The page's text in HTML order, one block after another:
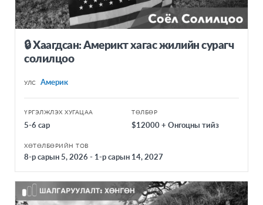
🔒 Хаагдсан: Америкт хагас жилийн сурагч
солилцоо
УЛС Америк
ҮРГЭЛЖЛЭХ ХУГАЦАА
5-6 сар
ТӨЛБӨР
$12000 + Онгоцны тийз
ХӨТӨЛБӨРИЙН ТОВ
8-р сарын 5, 2026 - 1-р сарын 14, 2027